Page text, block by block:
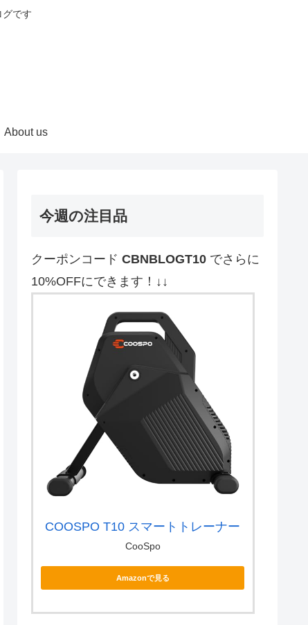
です
About us
今週の注目品
クーポンコード CBNBLOGT10 でさらに
10%OFFにできます！↓↓
COOSPO T10 スマートトレーナー
CooSpo
Amazonで見る